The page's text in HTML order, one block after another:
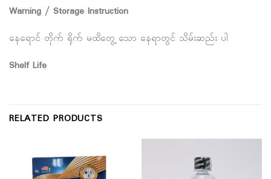
Warning / Storage Instruction
နေရောင် တိုက် ရိုက် မထိတွေ့ သော နေရာတွင် သိမ်းဆည်း ပါ
Shelf Life
RELATED PRODUCTS